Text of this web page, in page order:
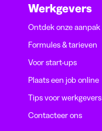
Werkgevers
Ontdek onze aanpak
Formules & tarieven
Voor start-ups
Plaats een job online
Tips voor werkgevers
Contacteer ons